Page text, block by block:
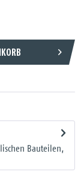
Bauteilen,